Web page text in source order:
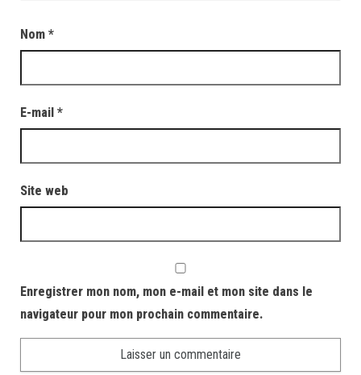
Nom *
E-mail *
Site web
Enregistrer mon nom, mon e-mail et mon site dans le
navigateur pour mon prochain commentaire.